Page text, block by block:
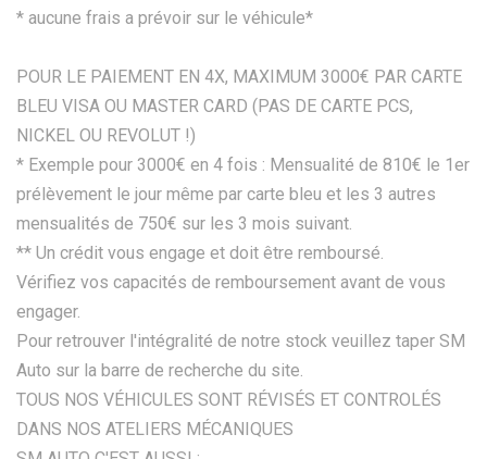
* aucune frais a prévoir sur le véhicule*
POUR LE PAIEMENT EN 4X, MAXIMUM 3000€ PAR CARTE
BLEU VISA OU MASTER CARD (PAS DE CARTE PCS,
NICKEL OU REVOLUT !)
* Exemple pour 3000€ en 4 fois : Mensualité de 810€ le 1er
prélèvement le jour même par carte bleu et les 3 autres
mensualités de 750€ sur les 3 mois suivant.
** Un crédit vous engage et doit être remboursé.
Vérifiez vos capacités de remboursement avant de vous
engager.
Pour retrouver l'intégralité de notre stock veuillez taper SM
Auto sur la barre de recherche du site.
TOUS NOS VÉHICULES SONT RÉVISÉS ET CONTROLÉS
DANS NOS ATELIERS MÉCANIQUES